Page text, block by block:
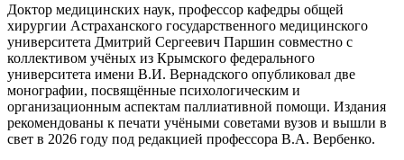
Доктор медицинских наук, профессор кафедры общей
хирургии Астраханского государственного медицинского
университета Дмитрий Сергеевич Паршин совместно с
коллективом учёных из Крымского федерального
университета имени В.И. Вернадского опубликовал две
монографии, посвящённые психологическим и
организационным аспектам паллиативной помощи. Издания
рекомендованы к печати учёными советами вузов и вышли в
свет в 2026 году под редакцией профессора В.А. Вербенко.